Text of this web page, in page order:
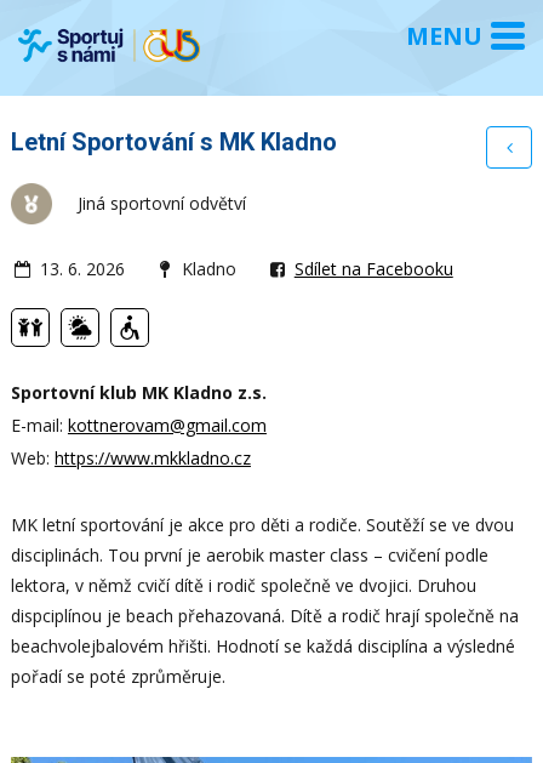
Letní Sportování s MK Kladno
Jiná sportovní odvětví
13. 6. 2026 Kladno Sdílet na Facebooku
Sportovní klub MK Kladno z.s.
E-mail: kottnerovam@gmail.com
Web: https://www.mkkladno.cz
MK letní sportování je akce pro děti a rodiče. Soutěží se ve dvou
disciplinách. Tou první je aerobik master class – cvičení podle
lektora, v němž cvičí dítě i rodič společně ve dvojici. Druhou
dispciplínou je beach přehazovaná. Dítě a rodič hrají společně na
beachvolejbalovém hřišti. Hodnotí se každá disciplína a výsledné
pořadí se poté zprůměruje.